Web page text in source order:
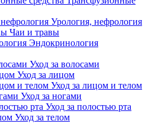
Урология, нефрология
Чаи и травы
Эндокринология
Уход за волосами
Уход за лицом
Уход за лицом и телом
Уход за ногами
Уход за полостью рта
Уход за телом